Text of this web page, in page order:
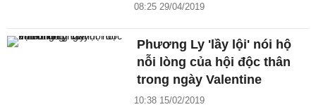
08:25 29/04/2019
Phương Ly 'lầy lội' nói hộ
nỗi lòng của hội độc thân
trong ngày Valentine
10:38 15/02/2019